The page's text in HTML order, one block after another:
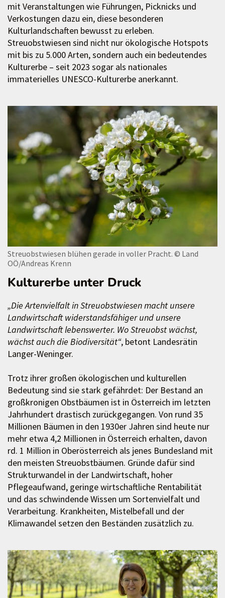
mit Veranstaltungen wie Führungen, Picknicks und
Verkostungen dazu ein, diese besonderen
Kulturlandschaften bewusst zu erleben.
Streuobstwiesen sind nicht nur ökologische Hotspots
mit bis zu 5.000 Arten, sondern auch ein bedeutendes
Kulturerbe – seit 2023 sogar als nationales
immaterielles UNESCO-Kulturerbe anerkannt.
Streuobstwiesen blühen gerade in voller Pracht. © Land
OÖ/Andreas Krenn
Kulturerbe unter Druck
„Die Artenvielfalt in Streuobstwiesen macht unsere
Landwirtschaft widerstandsfähiger und unsere
Landwirtschaft lebenswerter. Wo Streuobst wächst,
wächst auch die Biodiversität“, betont Landesrätin
Langer-Weninger.
Trotz ihrer großen ökologischen und kulturellen
Bedeutung sind sie stark gefährdet: Der Bestand an
großkronigen Obstbäumen ist in Österreich im letzten
Jahrhundert drastisch zurückgegangen. Von rund 35
Millionen Bäumen in den 1930er Jahren sind heute nur
mehr etwa 4,2 Millionen in Österreich erhalten, davon
rd. 1 Million in Oberösterreich als jenes Bundesland mit
den meisten Streuobstbäumen. Gründe dafür sind
Strukturwandel in der Landwirtschaft, hoher
Pflegeaufwand, geringe wirtschaftliche Rentabilität
und das schwindende Wissen um Sortenvielfalt und
Verarbeitung. Krankheiten, Mistelbefall und der
Klimawandel setzen den Beständen zusätzlich zu.